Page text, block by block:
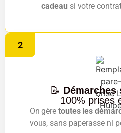
cadeau si votre
2
📝
100% prises
On gère toutes les
vous, sans paperasse ni